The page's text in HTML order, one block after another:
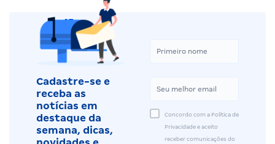
Cadastre-se e
receba as
notícias em
destaque da
semana, dicas,
Concordo com a Política de
Privacidade e aceito
receber comunicações do